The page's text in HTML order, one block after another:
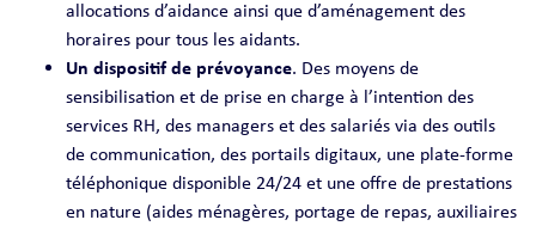
allocations d’aidance ainsi que d’aménagement des
horaires pour tous les aidants.
Un dispositif de prévoyance. Des moyens de
sensibilisation et de prise en charge à l’intention des
services RH, des managers et des salariés via des outils
de communication, des portails digitaux, une plate-forme
téléphonique disponible 24/24 et une offre de prestations
en nature (aides ménagères, portage de repas, auxiliaires